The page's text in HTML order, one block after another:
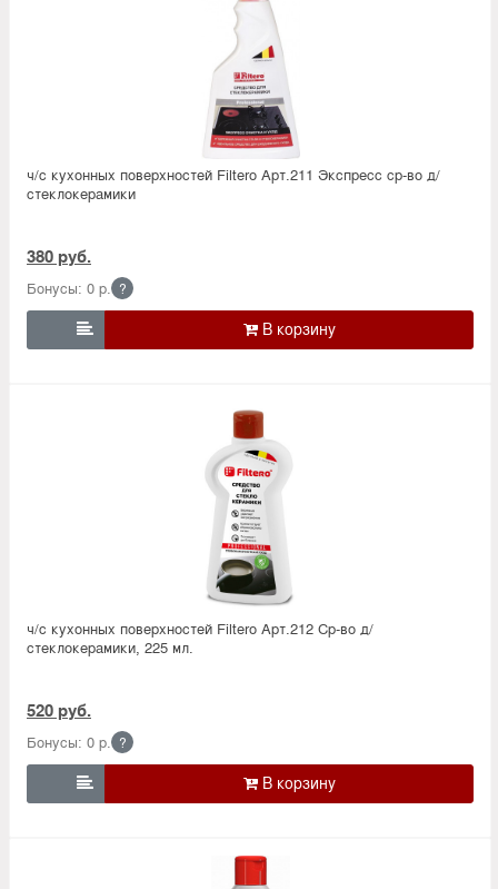
ч/с кухонных поверхностей Filtero Арт.211 Экспресс ср-во д/
стеклокерамики
380 руб.
Бонусы: 0 р. ?

ч/с кухонных поверхностей Filtero Арт.212 Ср-во д/
стеклокерамики, 225 мл.
520 руб.
Бонусы: 0 р. ?
